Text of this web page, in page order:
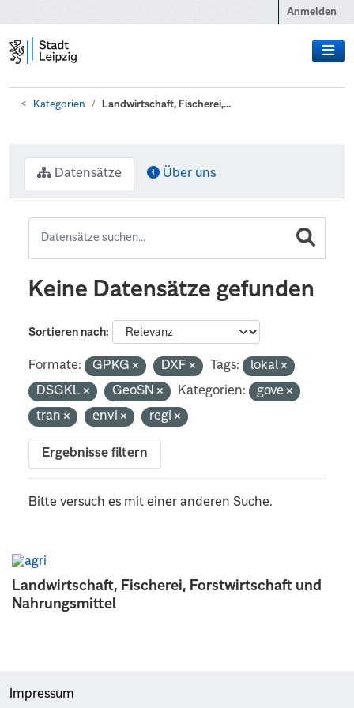
Anmelden
Kategorien Landwirtschaft, Fischerei,...
Landwirtschaft, Fischerei, Forstwirtschaft und
Nahrungsmittel
Datensätze Über uns
Keine Datensätze gefunden
Sortieren nach
Formate: GPKG DXF Tags:
lokal
DSGKL
GeoSN Kategorien:
gove
tran
envi regi
Ergebnisse filtern
Bitte versuch es mit einer anderen Suche.
Impressum